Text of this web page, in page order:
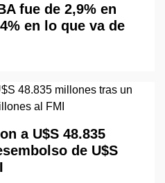
fue de 2,9% en
en lo que va de
a U$S 48.835
de U$S